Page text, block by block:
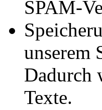
SPAM-
unserem
Dadurch
Texte.